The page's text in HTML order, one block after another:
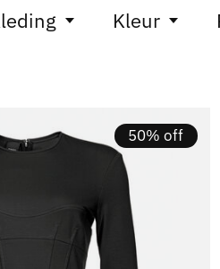
Kleur
50% off